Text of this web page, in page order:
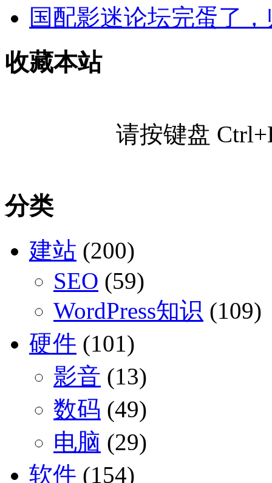
国配影迷论坛完蛋了
收藏本站
请按键盘
分类
建站 (200)
SEO (59)
WordPress知识 (109)
硬件 (101)
影音 (13)
数码 (49)
电脑 (29)
软件 (154)